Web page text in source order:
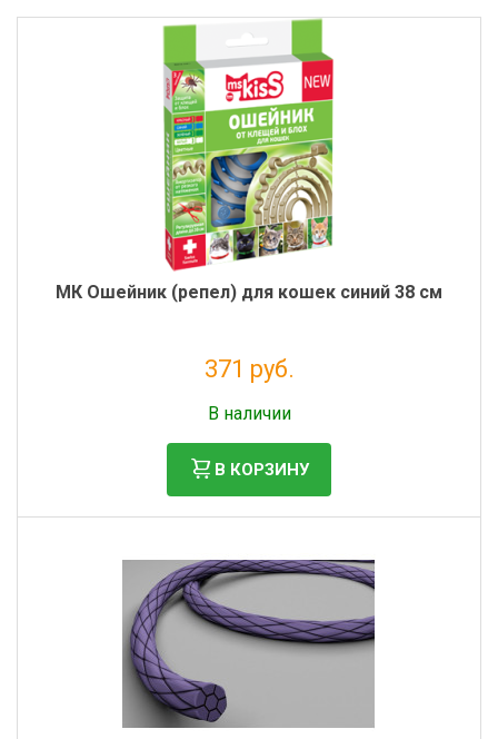
МК Ошейник (репел) для кошек синий 38 см
371 руб.
В наличии
В КОРЗИНУ